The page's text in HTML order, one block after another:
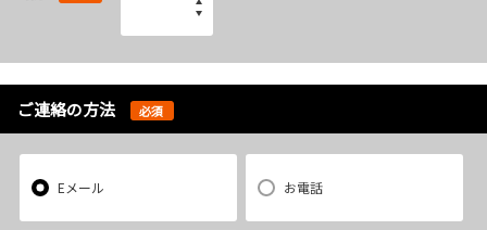
ご連絡の方法 必須
Eメール お電話